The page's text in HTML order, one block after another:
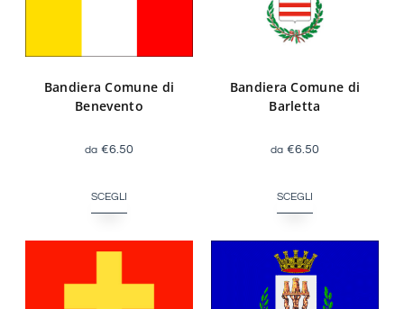
Bandiera Comune di
Benevento
€6.50
SCEGLI
Bandiera Comune di
Barletta
€6.50
SCEGLI